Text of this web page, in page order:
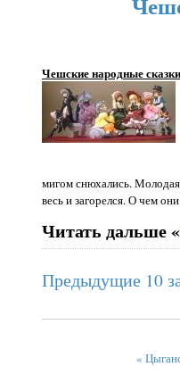
Чешские народные
мигом снюхались.
весь и загорелся. О чем
Читать дальше «
Предыдущие 10
«